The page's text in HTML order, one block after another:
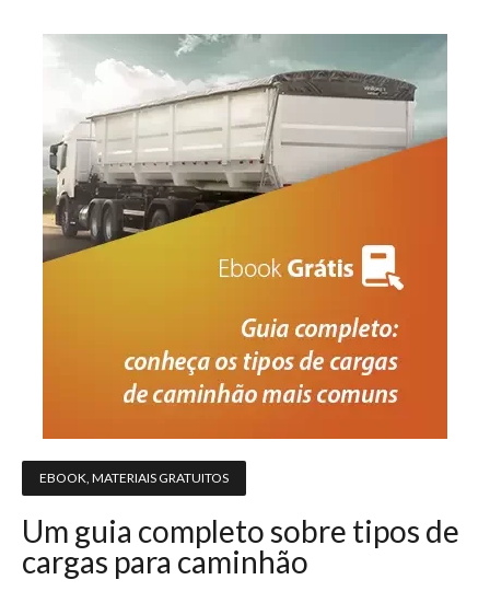
EBOOK MATERIAIS GRATUITOS
Um guia completo sobre tipos de
cargas para caminhão